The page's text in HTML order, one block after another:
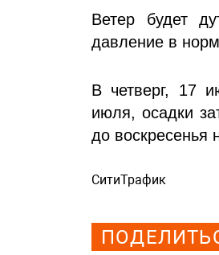
Ветер будет
давление в
В четверг, 17
июля, осадки
до воскресенья
СитиТрафик